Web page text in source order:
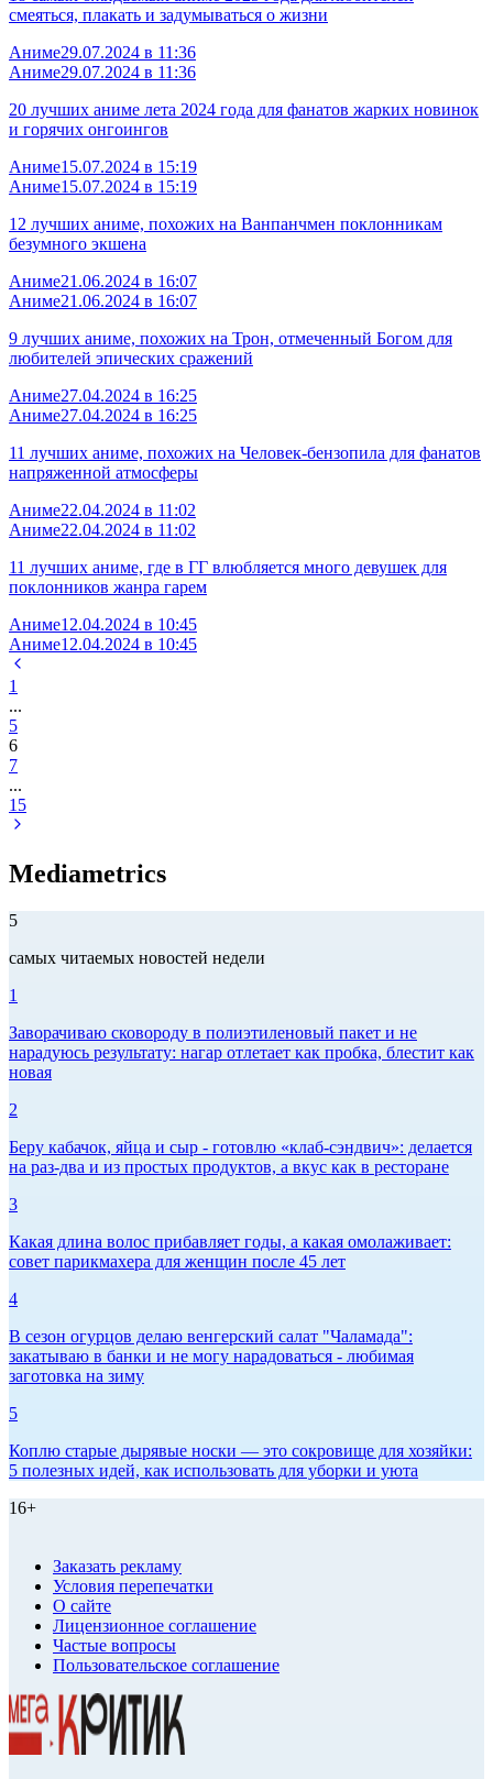
смеяться, плакать и задумываться о жизни
Аниме29.07.2024 в 11:36
Аниме29.07.2024 в 11:36
20 лучших аниме лета 2024 года для фанатов жарких новинок
и горячих онгоингов
Аниме15.07.2024 в 15:19
Аниме15.07.2024 в 15:19
12 лучших аниме, похожих на Ванпанчмен поклонникам
безумного экшена
Аниме21.06.2024 в 16:07
Аниме21.06.2024 в 16:07
9 лучших аниме, похожих на Трон, отмеченный Богом для
любителей эпических сражений
Аниме27.04.2024 в 16:25
Аниме27.04.2024 в 16:25
11 лучших аниме, похожих на Человек-бензопила для фанатов
напряженной атмосферы
Аниме22.04.2024 в 11:02
Аниме22.04.2024 в 11:02
11 лучших аниме, где в ГГ влюбляется много девушек для
поклонников жанра гарем
Аниме12.04.2024 в 10:45
Аниме12.04.2024 в 10:45
1
...
5
6
7
...
15
Mediametrics
5
самых читаемых новостей недели
1
Заворачиваю сковороду в полиэтиленовый пакет и не
нарадуюсь результату: нагар отлетает как пробка, блестит как
новая
2
Беру кабачок, яйца и сыр - готовлю «клаб-сэндвич»: делается
на раз-два и из простых продуктов, а вкус как в ресторане
3
Какая длина волос прибавляет годы, а какая омолаживает:
совет парикмахера для женщин после 45 лет
4
В сезон огурцов делаю венгерский салат "Чаламада":
закатываю в банки и не могу нарадоваться - любимая
заготовка на зиму
5
Коплю старые дырявые носки — это сокровище для хозяйки:
5 полезных идей, как использовать для уборки и уюта
16+
Заказать рекламу
Условия перепечатки
О сайте
Лицензионное соглашение
Частые вопросы
Пользовательское соглашение